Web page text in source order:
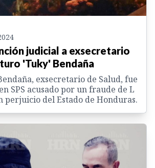
judicial a exsecretario
'Tuky' Bendaña
exsecretario de Salud, fue
SPS acusado por un fraude de L
perjuicio del Estado de Honduras.